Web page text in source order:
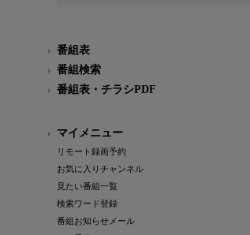
番組表
番組検索
番組表・チラシPDF
マイメニュー
リモート録画予約
お気に入りチャンネル
見たい番組一覧
検索ワード登録
番組お知らせメール